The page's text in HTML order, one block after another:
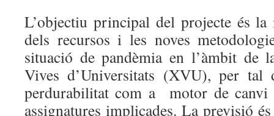
L’objectiu principal del projecte és
dels recursos i les noves
situació de pandèmia en l’àmbit de
Vives d’Universitats (XVU), per tal
perdurabilitat com a motor de canvi
assignatures implicades. La previsió